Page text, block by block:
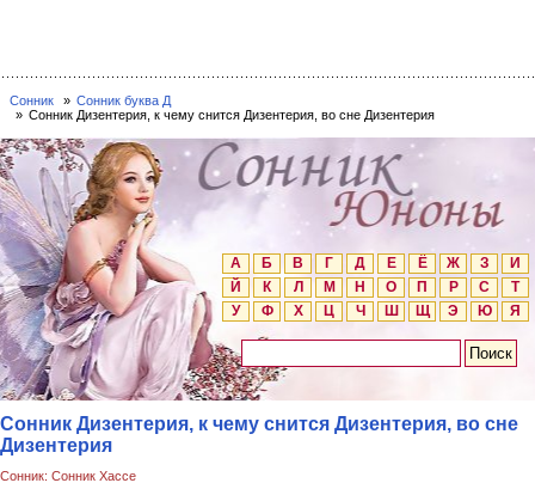
Сонник
Сонник буква Д
Сонник Дизентерия, к чему снится Дизентерия, во сне Дизентерия
А Б В Г Д Е Ё Ж З
И
Й
К Л М Н О П Р С
Т
У
Ф Х Ц Ч Ш Щ Э Ю Я
Сонник Дизентерия, к чему снится Дизентерия, во сне
Дизентерия
Сонник: Сонник Хассе